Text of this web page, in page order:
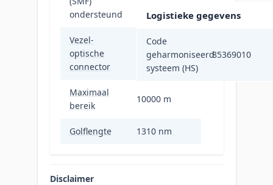
ondersteund
Vezel-
optische
connector
Maximaal
bereik
10000 m
Golflengte 1310 nm
Logistieke gegevens
Code
geharmoniseerd
systeem (HS)
85369010
Disclaimer